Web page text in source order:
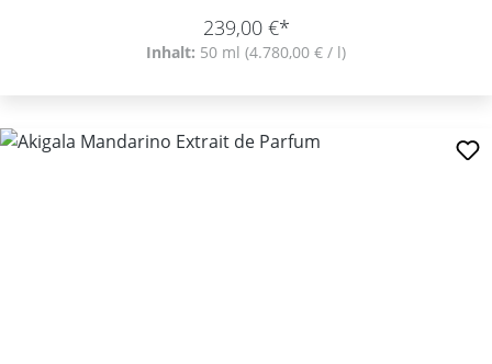
239,00 €*
Inhalt: 50 ml (4.780,00 € / l)